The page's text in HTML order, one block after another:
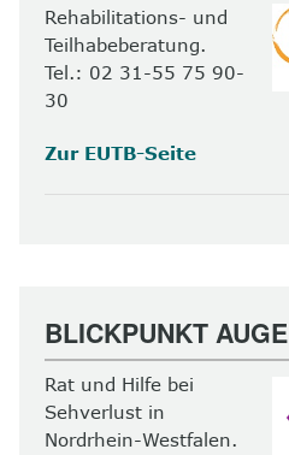
Rehabilitations- und
Teilhabeberatung.
Tel.: 02 31-55 75 90-
30
Zur EUTB-Seite
BLICKPUNKT AUGE
Rat und Hilfe bei
Sehverlust in
Nordrhein-Westfalen.